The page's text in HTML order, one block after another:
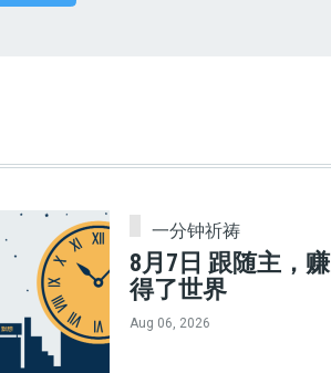
一分钟祈祷
8月7日 跟随主，赚
得了世界
Aug 06, 2026